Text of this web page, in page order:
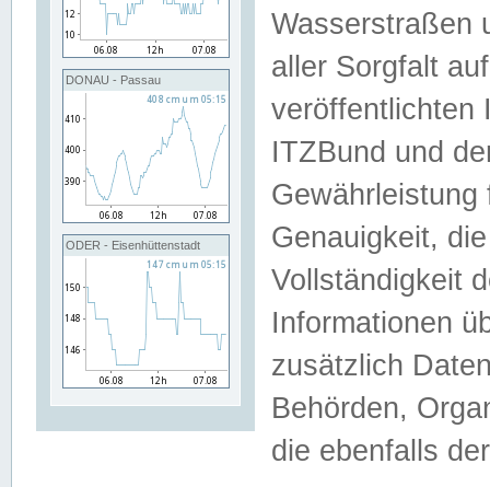
DONAU - Passau
ODER - Eisenhüttenstadt
Wasserstraßen
aller Sorgfalt
veröffentlichten
ITZBund und
Genauigkeit,
Vollständigkeit
Informationen
zusätzlich
Behörden,
die ebenfalls